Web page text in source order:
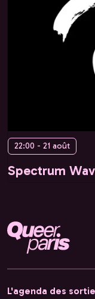
22:00 - 21 août
Spectrum
L'agenda des